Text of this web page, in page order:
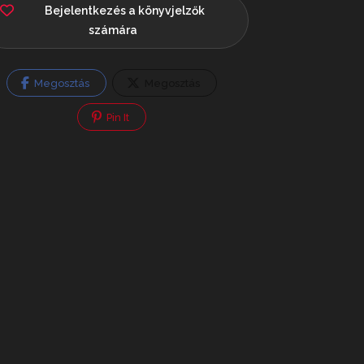
Bejelentkezés a könyvjelzők
számára
Megosztás
Pin It